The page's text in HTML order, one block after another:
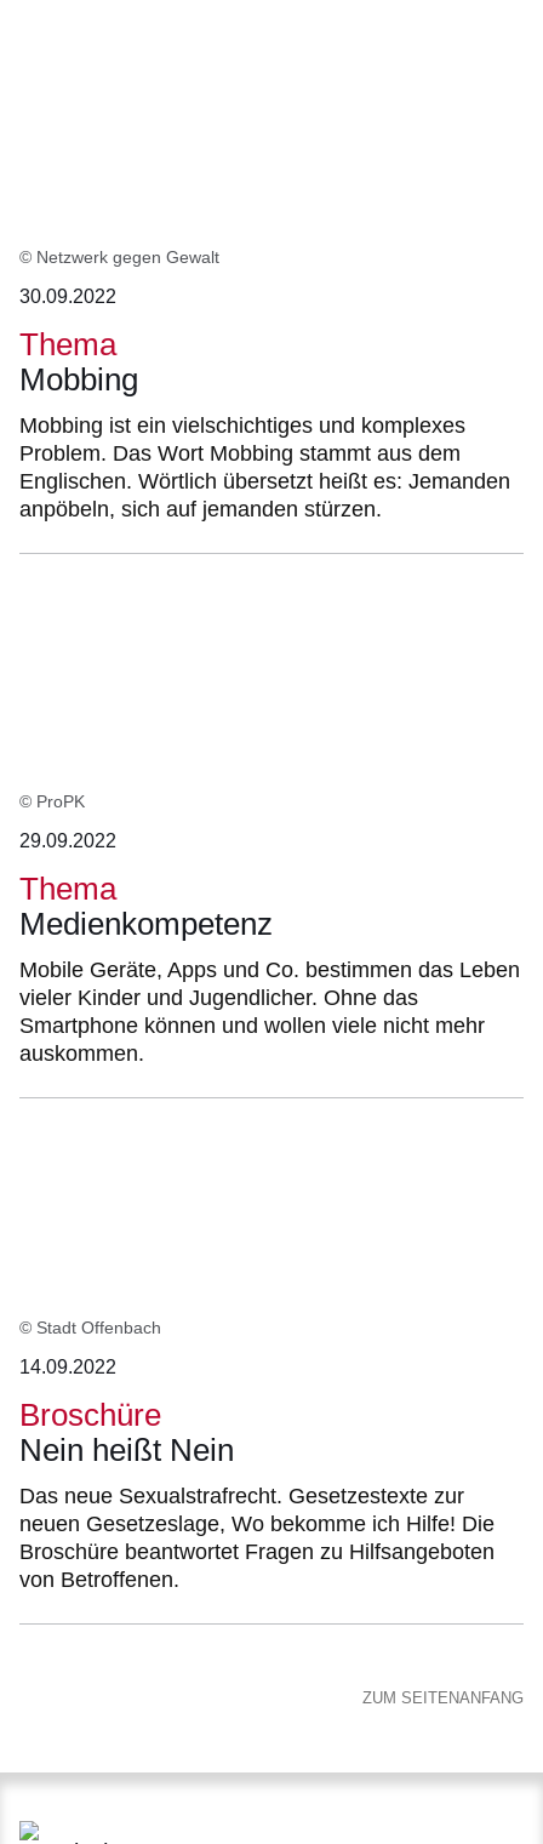
© Netzwerk gegen Gewalt
30.09.2022
Thema
Mobbing
Mobbing ist ein vielschichtiges und komplexes
Problem. Das Wort Mobbing stammt aus dem
Englischen. Wörtlich übersetzt heißt es: Jemanden
anpöbeln, sich auf jemanden stürzen.
© ProPK
29.09.2022
Thema
Medienkompetenz
Mobile Geräte, Apps und Co. bestimmen das Leben
vieler Kinder und Jugendlicher. Ohne das
Smartphone können und wollen viele nicht mehr
auskommen.
© Stadt Offenbach
14.09.2022
Broschüre
Nein heißt Nein
Das neue Sexualstrafrecht. Gesetzestexte zur
neuen Gesetzeslage, Wo bekomme ich Hilfe! Die
Broschüre beantwortet Fragen zu Hilfsangeboten
von Betroffenen.
ZUM SEITENANFANG